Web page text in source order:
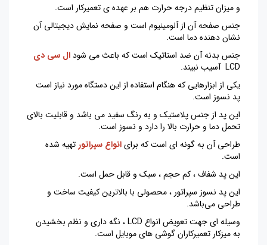
و میزان تنظیم درجه حرارت هم بر عهده ی تعمیرکار است.
جنس صفحه آن از آلومینیوم است و صفحه نمایش دیجیتالی آن
نشان دهنده دما است.
جنس بدنه آن ضد استاتیک است که باعث می شودال سی دی
LCD آسیب نبیند.
یکی از ابزارهایی که هنگام استفاده از این دستگاه مورد نیاز است
پد نسوز است.
این پد از جنس پلاستیک و به رنگ سفید می باشد و قابلیت بالای
تحمل دما و حرارت بالا را دارد و نسوز است.
طراحی آن به گونه ای است که برایانواع سپراتور تهیه شده
است.
این پد شفاف ، کم حجم ، سبک و قابل حمل است.
این پد نسوز سپراتور ، محصولی با بالاترین کیفیت ساخت و
طراحی می‌باشد.
وسیله ای جهت تعویض انواع LCD ، نگه داری و نظم بخشیدن
به میزکار تعمیرکاران گوشی های موبایل است.